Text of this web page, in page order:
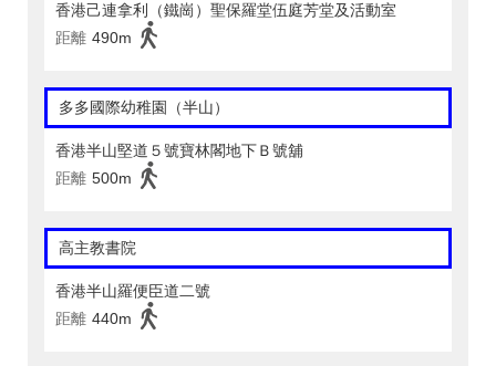
香港己連拿利（鐵崗）聖保羅堂伍庭芳堂及活動室
距離 490m
多多國際幼稚園（半山）
香港半山堅道５號寶林閣地下Ｂ號舖
距離 500m
高主教書院
香港半山羅便臣道二號
距離 440m